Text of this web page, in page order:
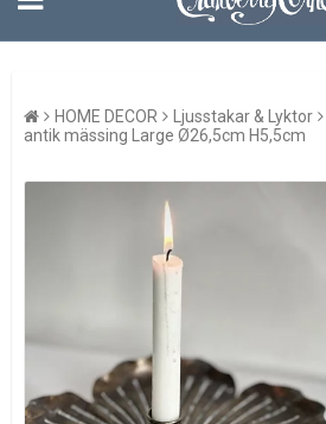
HOME DECOR Ljusstakar & Lyktor
antik mässing Large Ø26,5cm H5,5cm